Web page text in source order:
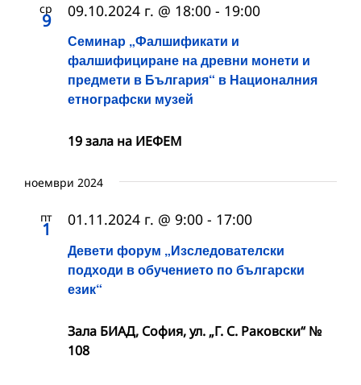
ср
9
Семинар „Фалшификати и
фалшифициране на древни монети и
предмети в България“ в Националния
етнографски музей
09.10.2024 г. @ 18:00 - 19:00
19 зала на ИЕФЕМ
ноември 2024
пт
1
Девети форум „Изследователски
подходи в обучението по български
език“
01.11.2024 г. @ 9:00 - 17:00
Зала БИАД, София, ул. „Г. С. Раковски“ №
108